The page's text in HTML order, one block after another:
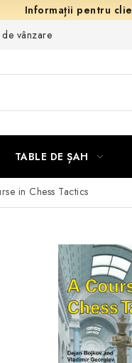
vânzare
TABLE DE ȘAH
in Chess Tactics